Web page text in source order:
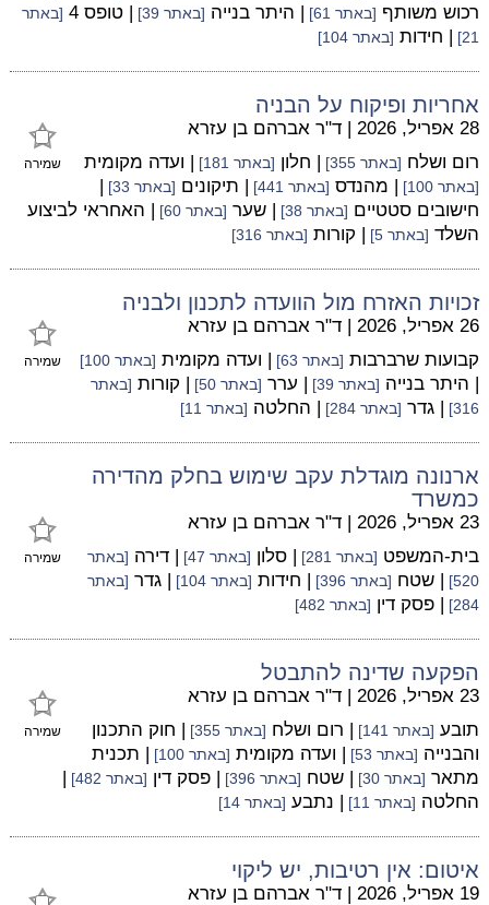
רכוש משותף [באתר 61] | היתר בנייה [באתר 39] | טופס 4
[באתר
21]
| חידות [באתר 104]
אחריות ופיקוח על הבניה
שמירה
28 אפריל, 2026 | ד"ר אברהם בן עזרא
רום ושלח [באתר 355] | חלון [באתר 181] | ועדה מקומית
[באתר 100] | מהנדס [באתר 441] | תיקונים [באתר 33]
|
חישובים סטטיים [באתר 38] | שער [באתר 60]
| האחראי לביצוע
השלד [באתר 5] | קורות [באתר 316]
זכויות האזרח מול הוועדה לתכנון ולבניה
שמירה
26 אפריל, 2026 | ד"ר אברהם בן עזרא
קבועות שרברבות [באתר 63] | ועדה מקומית [באתר 100]
| היתר בנייה [באתר 39] | ערר [באתר 50] | קורות [באתר
316]
| גדר [באתר 284] | החלטה [באתר 11]
ארנונה מוגדלת עקב שימוש בחלק מהדירה
כמשרד
שמירה
23 אפריל, 2026 | ד"ר אברהם בן עזרא
בית-המשפט [באתר 281] | סלון [באתר 47] | דירה [באתר
520]
| שטח [באתר 396] | חידות [באתר 104] | גדר [באתר
284]
| פסק דין [באתר 482]
הפקעה שדינה להתבטל
שמירה
23 אפריל, 2026 | ד"ר אברהם בן עזרא
תובע [באתר 141] | רום ושלח [באתר 355]
| חוק התכנון
והבנייה [באתר 53] | ועדה מקומית [באתר 100]
| תכנית
מתאר [באתר 30] | שטח [באתר 396] | פסק דין [באתר 482]
|
החלטה [באתר 11] | נתבע [באתר 14]
איטום: אין רטיבות, יש ליקוי
19 אפריל, 2026 | ד"ר אברהם בן עזרא